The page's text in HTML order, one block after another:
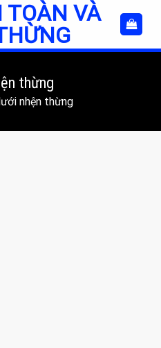
TOÀN VÀ
thừng
nhện thừng